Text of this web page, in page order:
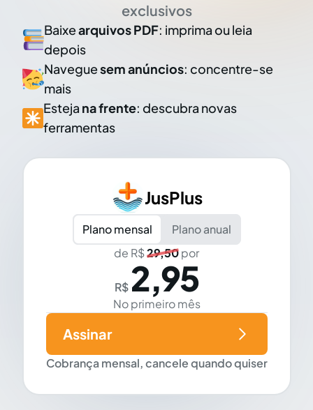
exclusivos
Baixearquivos PDF: imprima ou leia
depois
Naveguesem anúncios: concentre-se
mais
Esteja na frente: descubra novas
ferramentas
JusPlus
Plano mensal
Plano anual
de R$29,50por
R$ 2,95
No primeiro mês
Cobrança mensal, cancele quando quiser
Assinar